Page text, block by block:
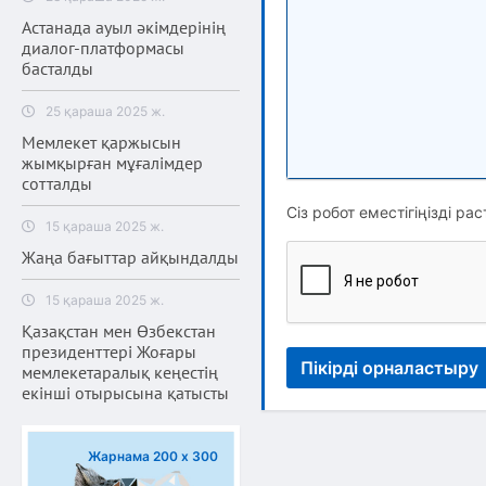
Астанада ауыл әкімдерінің
диалог-платформасы
басталды
25 қараша 2025 ж.
Мемлекет қаржысын
жымқырған мұғалімдер
сотталды
15 қараша 2025 ж.
Жаңа бағыттар айқындалды
15 қараша 2025 ж.
Қазақстан мен Өзбекстан
президенттері Жоғары
мемлекетаралық кеңестің
екінші отырысына қатысты
Жарнама 200 х 300
Сіз робот еместігіңізді
Пікірді орналастыру